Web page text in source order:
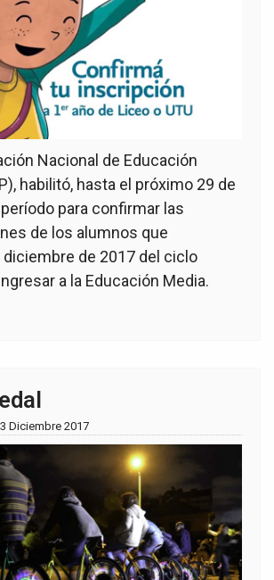
Nacional de Educación
habilitó, hasta el próximo 29 de
para confirmar las
de los alumnos que
diciembre de 2017 del ciclo
a la Educación Media.
Diciembre 2017